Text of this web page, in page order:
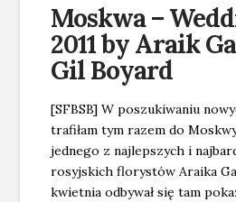
Moskwa –
2011 by Araik
Gil Boyard
[SFBSB] W poszukiwaniu
trafiłam tym razem do
jednego z najlepszych i
rosyjskich florystów Araika
kwietnia odbywał się tam